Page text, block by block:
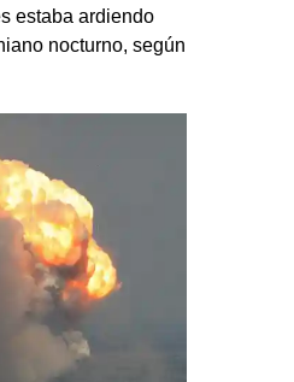
estaba ardiendo
nocturno, según